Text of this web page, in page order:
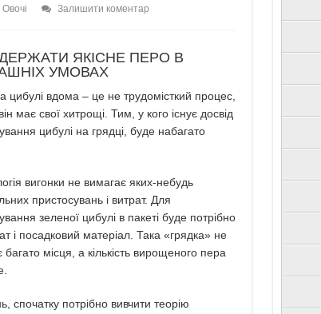
Овочі
Залишити коментар
ЯКІСНЕ ПЕРО В
УМОВАХ
цибулі вдома – це не трудомісткий процес,
має свої хитрощі. Тим, у кого існує досвід
цибулі на грядці, буде набагато
вигонки не вимагає яких-небудь
пристосувань і витрат. Для
зеленої цибулі в пакеті буде потрібно
і посадковий матеріал. Така «грядка» не
багато місця, а кількість вирощеного пера
спочатку потрібно вивчити теорію